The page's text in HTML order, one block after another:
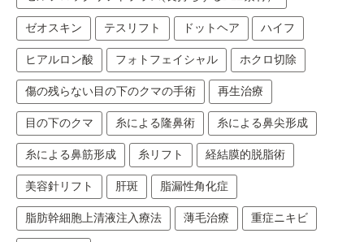
ゼオスキン テスリフト ドットヘア ハイフ
ヒアルロン酸 フォトフェイシャル ホクロ切除
傷の残らない目の下のクマの手術 再生治療
目の下のクマ 糸による隆鼻術 糸による鼻尖形成
糸による鼻筋形成 糸リフト 経結膜的脱脂術
美容針リフト 肝斑 脂漏性角化症
脂肪幹細胞上清液注入療法 薄毛治療 重症ニキビ